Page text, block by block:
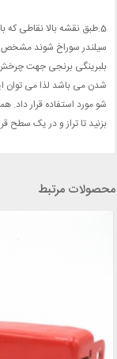
5.طبق نقشه بالا نقاطی
سیلندر سوراخ شوند مشخص
بلبرینگی برنجی جهت چرخش
شدن می باشد لذا می توان
شو مورد استفاده قرار داد.
بزنید تا تراز و در یک سطح
محصولات مرتبط